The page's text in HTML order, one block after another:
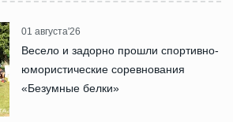
01 августа'26
Весело и задорно прошли спортивно-
юмористические соревнования
«Безумные белки»